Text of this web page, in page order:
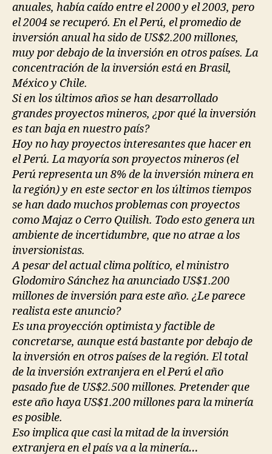
anuales, había caído entre el 2000 y el 2003, pero
el 2004 se recuperó. En el Perú, el promedio de
inversión anual ha sido de US$2.200 millones,
muy por debajo de la inversión en otros países. La
concentración de la inversión está en Brasil,
México y Chile.
Si en los últimos años se han desarrollado
grandes proyectos mineros, ¿por qué la inversión
es tan baja en nuestro país?
Hoy no hay proyectos interesantes que hacer en
el Perú. La mayoría son proyectos mineros (el
Perú representa un 8% de la inversión minera en
la región) y en este sector en los últimos tiempos
se han dado muchos problemas con proyectos
como Majaz o Cerro Quilish. Todo esto genera un
ambiente de incertidumbre, que no atrae a los
inversionistas.
A pesar del actual clima político, el ministro
Glodomiro Sánchez ha anunciado US$1.200
millones de inversión para este año. ¿Le parece
realista este anuncio?
Es una proyección optimista y factible de
concretarse, aunque está bastante por debajo de
la inversión en otros países de la región. El total
de la inversión extranjera en el Perú el año
pasado fue de US$2.500 millones. Pretender que
este año haya US$1.200 millones para la minería
es posible.
Eso implica que casi la mitad de la inversión
extranjera en el país va a la minería…